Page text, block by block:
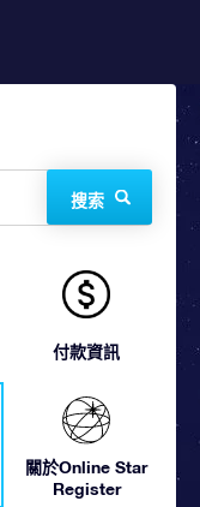
搜索
付款資訊
關於Online Star
Register